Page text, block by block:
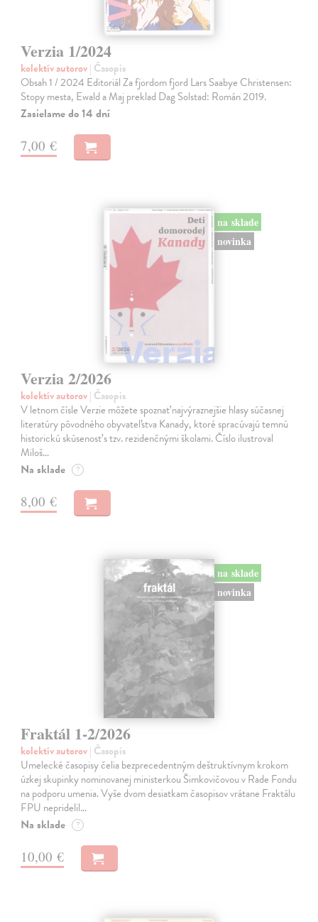
Verzia 1/2024
kolektív autorov| Časopis
Obsah 1 / 2024 Editoriál Za fjordom fjord Lars Saabye Christensen:
Stopy mesta, Ewald a Maj preklad Dag Solstad: Román 2019.
Zasielame do 14 dní
7,00 €
na sklade
novinka
Verzia 2/2026
kolektív autorov| Časopis
V letnom čísle Verzie môžete spoznať najvýraznejšie hlasy súčasnej
literatúry pôvodného obyvateľstva Kanady, ktoré spracúvajú temnú
historickú skúsenosť s tzv. rezidenčnými školami. Číslo ilustroval
Miloš…
Na sklade ?
8,00 €
na sklade
novinka
Fraktál 1-2/2026
kolektív autorov| Časopis
Umelecké časopisy čelia bezprecedentným deštruktívnym krokom
úzkej skupinky nominovanej ministerkou Šimkovičovou v Rade Fondu
na podporu umenia. Vyše dvom desiatkam časopisov vrátane Fraktálu
FPU nepridelil…
Na sklade ?
10,00 €